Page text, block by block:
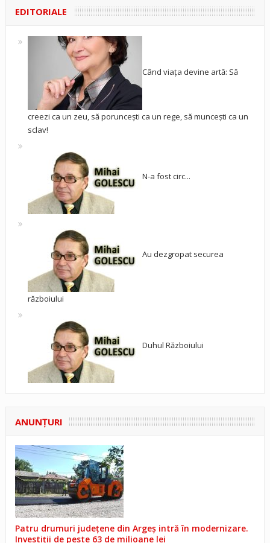
EDITORIALE
Când viața devine artă: Să
creezi ca un zeu, să poruncești ca un rege, să muncești ca un
sclav!
N-a fost circ...
Au dezgropat securea
războiului
Duhul Războiului
ANUNŢURI
Patru drumuri județene din Argeș intră în modernizare.
Investiții de peste 63 de milioane lei